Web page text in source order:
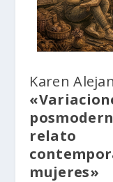
Karen
relato
mujeres»